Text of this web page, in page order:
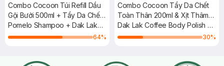
Combo Cocoon Túi Refill Dầu
Gội Bưởi 500ml + Tẩy Da Chết
Toàn Thân Cà Phê Đắk Lắk
600ml
Pomelo Shampoo + Dak Lak
Coffee Body Polish
64%
Combo Cocoon Tẩy Da Chết
Toàn Thân 200ml & Xịt Thâm
Mụn Lưng 140ml
Dak Lak Coffee Body Polish +
Winter Melon Dark Spots &30%